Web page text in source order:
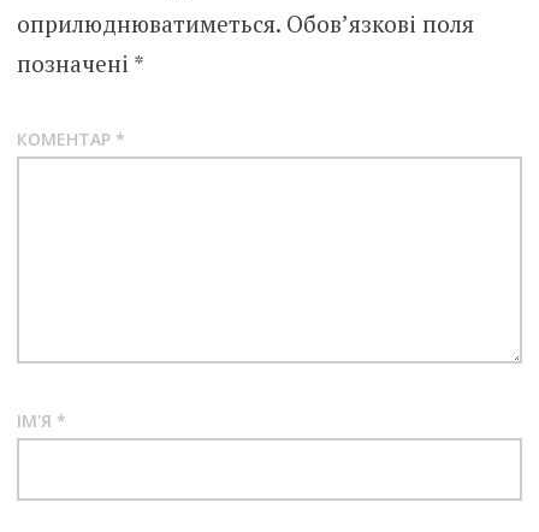
оприлюднюватиметься. Обов’язкові поля
позначені *
КОМЕНТАР *
ІМ'Я *